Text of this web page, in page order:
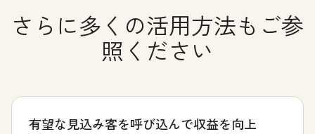
さらに多くの活用方法もご参
照ください
有望な見込み客を呼び込んで収益を向上